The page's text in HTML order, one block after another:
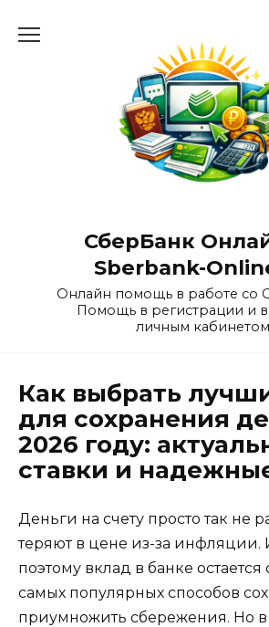
СберБанк
Sberbank-
Онлайн помощь в работе со
Помощь в регистрации и в
личным
Как выбрать
для сохранения
2026 году:
ставки и
Деньги на счету просто так не
теряют в цене из-за инфляции.
поэтому вклад в банке
самых популярных способов
приумножить сбережения. Но в